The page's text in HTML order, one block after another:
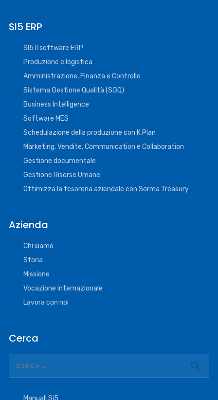
SI5 ERP
SI5 Il software ERP
Produzione e logistica
Amministrazione, Finanza e Controllo
Sistema Gestione Qualità (SGQ)
Business Intelligence
Software MES
Schedulazione della produzione con K Plan
Marketing, Vendite, Communication e Collaboration
Gestione documentale
Gestione Risorse Umane
Ottimizza la tesoreria aziendale con Sorma Treasury
Azienda
Chi siamo
Storia
Missione
Vocazione internazionale
Lavora con noi
Cerca